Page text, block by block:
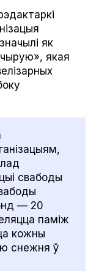
як
якая
свабоды
— 20
паміж
кожны
снежня ў